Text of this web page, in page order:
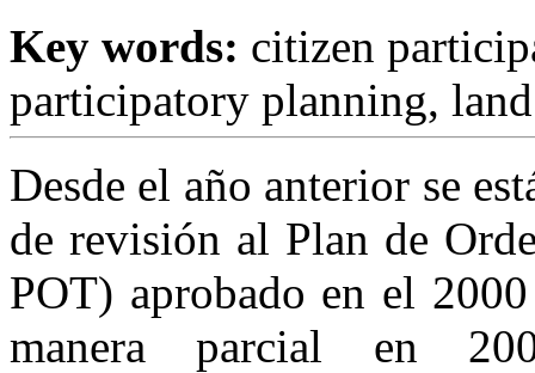
Key words: citizen
participatory planning,
Desde el año anterior se
de revisión al Plan de
POT) aprobado en el
manera parcial en